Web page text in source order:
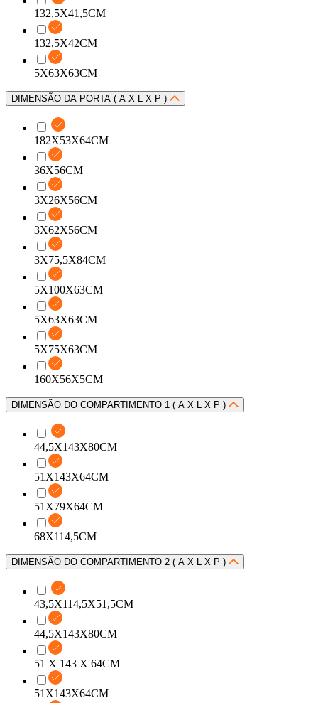
132,5X41,5CM
132,5X42CM
5X63X63CM
DIMENSÃO DA PORTA ( A X L X P )
182X53X64CM
36X56CM
3X26X56CM
3X62X56CM
3X75,5X84CM
5X100X63CM
5X63X63CM
5X75X63CM
160X56X5CM
DIMENSÃO DO COMPARTIMENTO 1 ( A X L X P )
44,5X143X80CM
51X143X64CM
51X79X64CM
68X114,5CM
DIMENSÃO DO COMPARTIMENTO 2 ( A X L X P )
43,5X114,5X51,5CM
44,5X143X80CM
51 X 143 X 64CM
51X143X64CM